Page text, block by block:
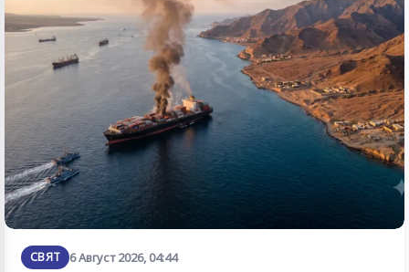
СВЯТ 6 Август 2026, 04:44